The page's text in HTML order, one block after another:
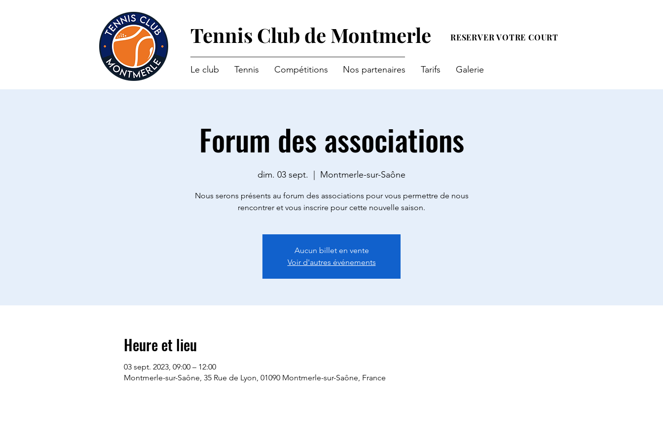
Tennis Club de Montmerle RESERVER VOTRE COURT
Le club Tennis Compétitions Nos partenaires Tarifs Galerie
Forum des associations
dim. 03 sept. Montmerle-sur-Saône
Nous serons présents au forum des associations pour vous permettre de nous
rencontrer et vous inscrire pour cette nouvelle saison.
Aucun billet en vente
Voir d'autres événements
Heure et lieu
03 sept. 2023, 09:00 – 12:00
Montmerle-sur-Saône, 35 Rue de Lyon, 01090 Montmerle-sur-Saône, France